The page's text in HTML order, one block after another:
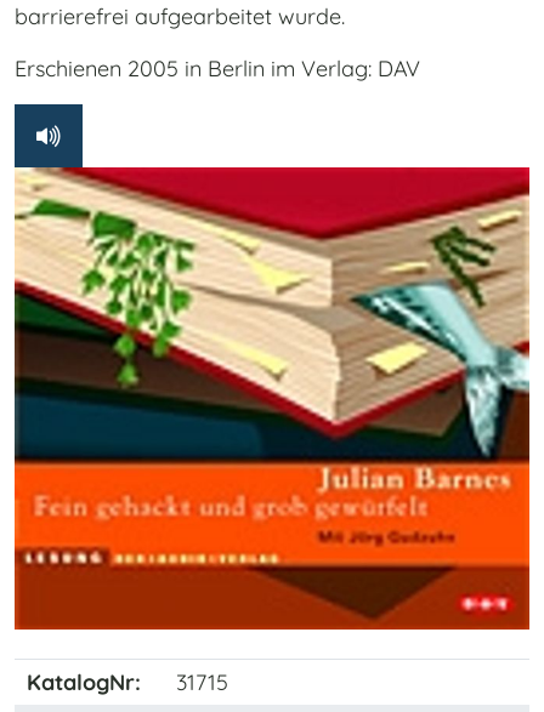
barrierefrei aufgearbeitet wurde.
Erschienen 2005 in Berlin im Verlag: DAV
KatalogNr:
31715